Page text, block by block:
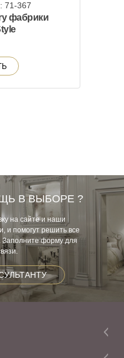
71-367
фабрики
В ВЫБОРЕ ?
на сайте и наши
и помогут решить все
форму для